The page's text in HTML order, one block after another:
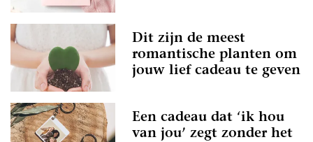
Dit zijn de meest
romantische planten om
jouw lief cadeau te geven
Een cadeau dat ‘ik hou
van jou’ zegt zonder het